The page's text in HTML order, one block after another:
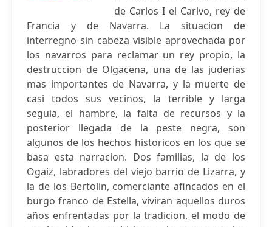
de Carlos I el Carlvo, rey de
Francia y de Navarra. La situacion de
interregno sin cabeza visible aprovechada por
los navarros para reclamar un rey propio, la
destruccion de Olgacena, una de las juderias
mas importantes de Navarra, y la muerte de
casi todos sus vecinos, la terrible y larga
seguia, el hambre, la falta de recursos y la
posterior llegada de la peste negra, son
algunos de los hechos historicos en los que se
basa esta narracion. Dos familias, la de los
Ogaiz, labradores del viejo barrio de Lizarra, y
la de los Bertolin, comerciante afincados en el
burgo franco de Estella, viviran aquellos duros
años enfrentadas por la tradicion, el modo de